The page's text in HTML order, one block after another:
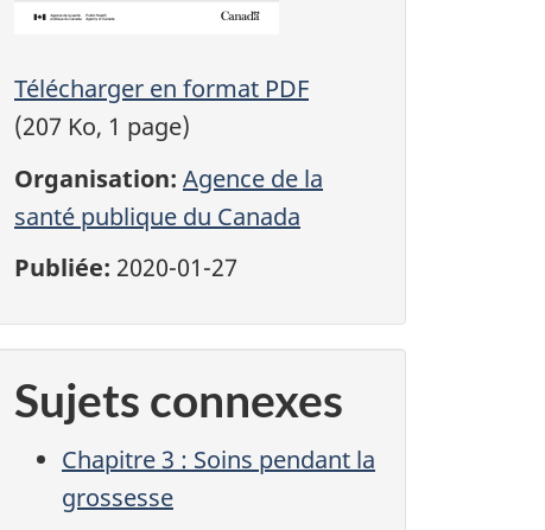
Télécharger en format PDF
(207 Ko, 1 page)
Organisation: Agence de la
santé publique du Canada
Publiée: 2020-01-27
Sujets connexes
Chapitre 3 : Soins pendant la
grossesse